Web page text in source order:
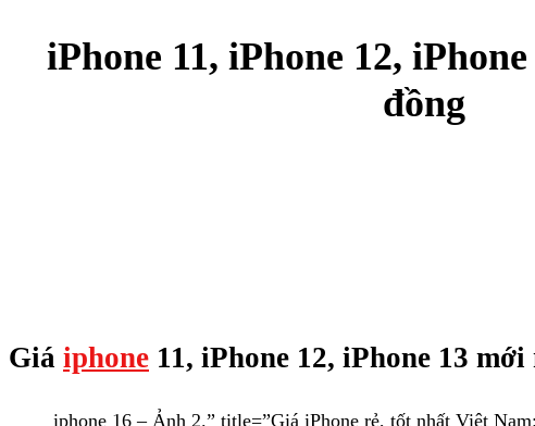
iPhone 11, iPhone 12,
đồng
Giá iphone 11, iPhone 12, iPhone 13 mới